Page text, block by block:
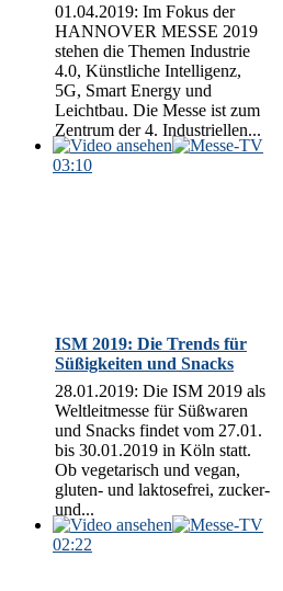
01.04.2019: Im Fokus der
HANNOVER MESSE 2019
stehen die Themen Industrie
4.0, Künstliche Intelligenz,
5G, Smart Energy und
Leichtbau. Die Messe ist zum
Zentrum der 4. Industriellen...
03:10
ISM 2019: Die Trends für
Süßigkeiten und Snacks
28.01.2019: Die ISM 2019 als
Weltleitmesse für Süßwaren
und Snacks findet vom 27.01.
bis 30.01.2019 in Köln statt.
Ob vegetarisch und vegan,
gluten- und laktosefrei, zucker-
und...
02:22